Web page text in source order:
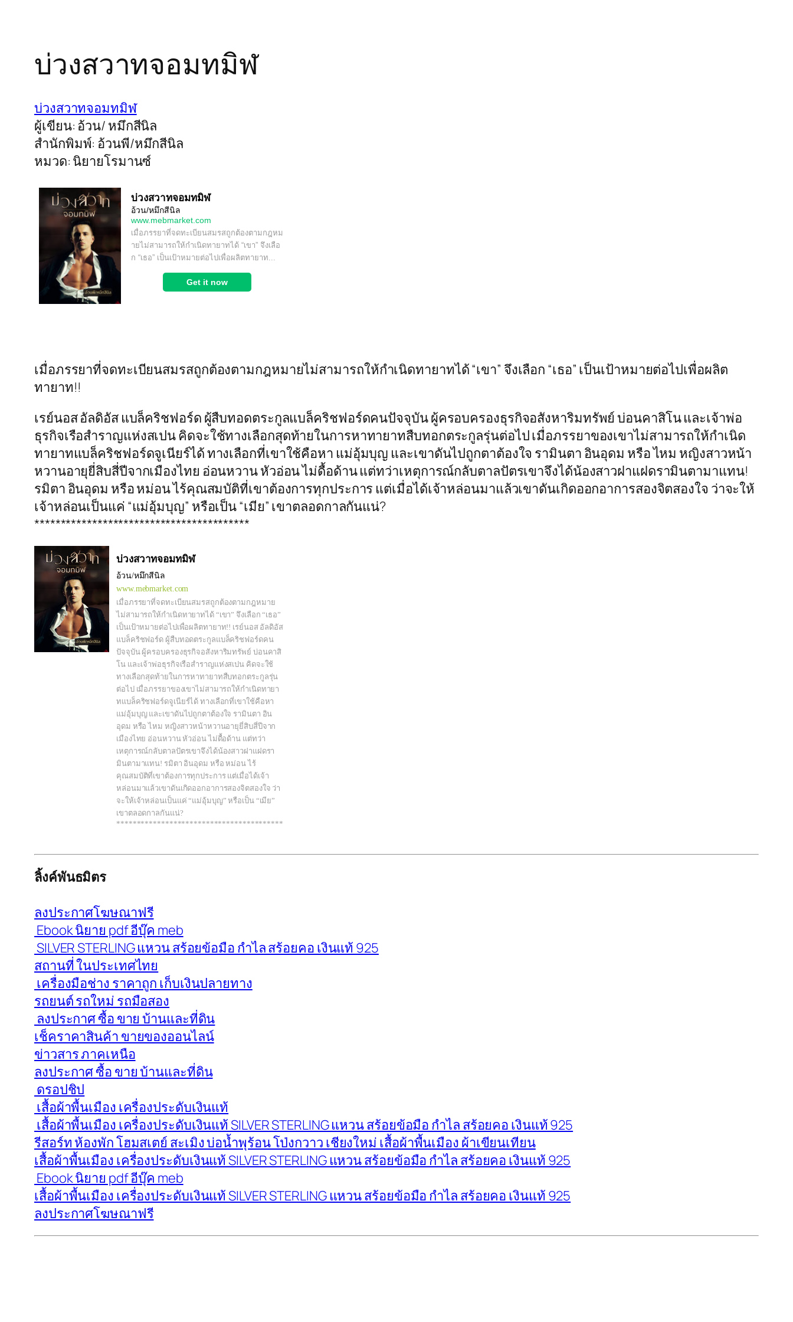
บ่วงสวาทจอมทมิฬ
บ่วงสวาทจอมทมิฬ
ผู้เขียน: อ้วน/ หมึกสีนิล
สำนักพิมพ์: อ้วนพี/หมึกสีนิล
หมวด: นิยายโรมานซ์
เมื่อภรรยาที่จดทะเบียนสมรสถูกต้องตามกฎหมายไม่สามารถให้กำเนิดทายาทได้ “เขา” จึงเลือก “เธอ” เป็นเป้าหมายต่อไปเพื่อผลิต
ทายาท!!
เรย์นอส อัลดิอัส แบล็คริชฟอร์ด ผู้สืบทอดตระกูลแบล็คริชฟอร์ดคนปัจจุบัน ผู้ครอบครองธุรกิจอสังหาริมทรัพย์ บ่อนคาสิโน และเจ้าพ่อ
ธุรกิจเรือสำราญแห่งสเปน คิดจะใช้ทางเลือกสุดท้ายในการหาทายาทสืบทอกตระกูลรุ่นต่อไป เมื่อภรรยาของเขาไม่สามารถให้กำเนิด
ทายาทแบล็คริชฟอร์ดจูเนียร์ได้ ทางเลือกที่เขาใช้คือหา แม่อุ้มบุญ และเขาดันไปถูกตาต้องใจ รามินตา อินอุดม หรือ ไหม หญิงสาวหน้า
หวานอายุยี่สิบสี่ปีจากเมืองไทย อ่อนหวาน หัวอ่อน ไม่ดื้อด้าน แต่ทว่าเหตุการณ์กลับตาลปัตรเขาจึงได้น้องสาวฝาแฝดรามินตามาแทน!
รมิตา อินอุดม หรือ หม่อน ไร้คุณสมบัติที่เขาต้องการทุกประการ แต่เมื่อได้เจ้าหล่อนมาแล้วเขาดันเกิดออกอาการสองจิตสองใจ ว่าจะให้
เจ้าหล่อนเป็นแค่ “แม่อุ้มบุญ” หรือเป็น “เมีย” เขาตลอดกาลกันแน่?
*****************************************
บ่วงสวาทจอมทมิฬ
อ้วน/หมึกสีนิล
www.mebmarket.com
เมื่อภรรยาที่จดทะเบียนสมรสถูกต้องตามกฎหมาย
ไม่สามารถให้กำเนิดทายาทได้ “เขา” จึงเลือก “เธอ”
เป็นเป้าหมายต่อไปเพื่อผลิตทายาท!! เรย์นอส อัลดิอัส
แบล็คริชฟอร์ด ผู้สืบทอดตระกูลแบล็คริชฟอร์ดคน
ปัจจุบัน ผู้ครอบครองธุรกิจอสังหาริมทรัพย์ บ่อนคาสิ
โน และเจ้าพ่อธุรกิจเรือสำราญแห่งสเปน คิดจะใช้
ทางเลือกสุดท้ายในการหาทายาทสืบทอกตระกูลรุ่น
ต่อไป เมื่อภรรยาของเขาไม่สามารถให้กำเนิดทายา
ทแบล็คริชฟอร์ดจูเนียร์ได้ ทางเลือกที่เขาใช้คือหา
แม่อุ้มบุญ และเขาดันไปถูกตาต้องใจ รามินตา อิน
อุดม หรือ ไหม หญิงสาวหน้าหวานอายุยี่สิบสี่ปีจาก
เมืองไทย อ่อนหวาน หัวอ่อน ไม่ดื้อด้าน แต่ทว่า
เหตุการณ์กลับตาลปัตรเขาจึงได้น้องสาวฝาแฝดรา
มินตามาแทน! รมิตา อินอุดม หรือ หม่อน ไร้
คุณสมบัติที่เขาต้องการทุกประการ แต่เมื่อได้เจ้า
หล่อนมาแล้วเขาดันเกิดออกอาการสองจิตสองใจ ว่า
จะให้เจ้าหล่อนเป็นแค่ “แม่อุ้มบุญ” หรือเป็น “เมีย”
เขาตลอดกาลกันแน่?
*****************************************
ลิ้งค์พันธมิตร
ลงประกาศโฆษณาฟรี
Ebook นิยาย pdf อีบุ๊ค meb
SILVER STERLING แหวน สร้อยข้อมือ กำไล สร้อยคอ เงินแท้ 925
สถานที่ ในประเทศไทย
เครื่องมือช่าง ราคาถูก เก็บเงินปลายทาง
รถยนต์ รถใหม่ รถมือสอง
ลงประกาศ ซื้อ ขาย บ้านและที่ดิน
เช็คราคาสินค้า ขายของออนไลน์
ข่าวสาร ภาคเหนือ
ลงประกาศ ซื้อ ขาย บ้านและที่ดิน
ดรอปชิป
เสื้อผ้าพื้นเมือง เครื่องประดับเงินแท้
เสื้อผ้าพื้นเมือง เครื่องประดับเงินแท้ SILVER STERLING แหวน สร้อยข้อมือ กำไล สร้อยคอ เงินแท้ 925
รีสอร์ท ห้องพัก โฮมสเตย์ สะเมิง บ่อน้ำพุร้อน โป่งกวาว เชียงใหม่ เสื้อผ้าพื้นเมือง ผ้าเขียนเทียน
เสื้อผ้าพื้นเมือง เครื่องประดับเงินแท้ SILVER STERLING แหวน สร้อยข้อมือ กำไล สร้อยคอ เงินแท้ 925
Ebook นิยาย pdf อีบุ๊ค meb
เสื้อผ้าพื้นเมือง เครื่องประดับเงินแท้ SILVER STERLING แหวน สร้อยข้อมือ กำไล สร้อยคอ เงินแท้ 925
ลงประกาศโฆษณาฟรี